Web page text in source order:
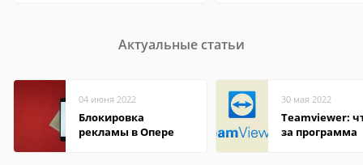
Актуальные статьи
04 июня 2022
Блокировка
рекламы в Опере
30 мая 2022
Teamviewer:
за программа